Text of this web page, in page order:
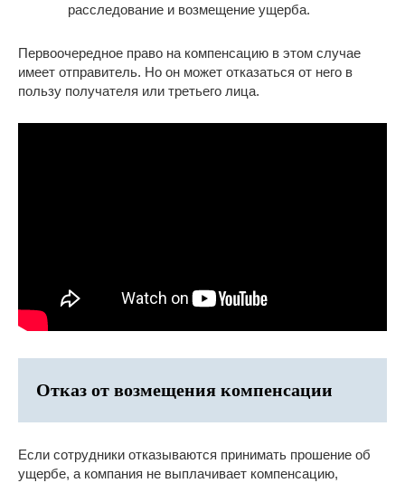
расследование и возмещение ущерба.
Первоочередное право на компенсацию в этом случае
имеет отправитель. Но он может отказаться от него в
пользу получателя или третьего лица.
Отказ от возмещения компенсации
Если сотрудники отказываются принимать прошение об
ущербе, а компания не выплачивает компенсацию,